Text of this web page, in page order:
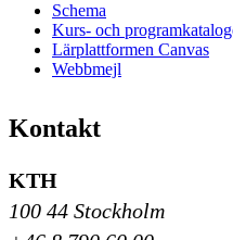
Schema
Kurs- och
Lärplattformen Canvas
Webbmejl
Kontakt
KTH
100 44 Stockholm